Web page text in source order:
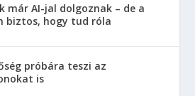
már AI-jal dolgoznak – de a
biztos, hogy tud róla
próbára teszi az
is